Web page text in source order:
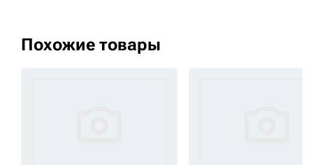
Похожие товары